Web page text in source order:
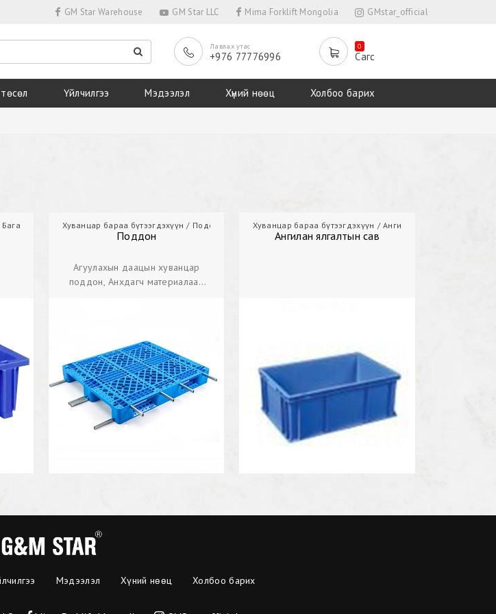
GM Star Warehouse GM Star LLC Mima Forklift Mongolia GMstar_official
Лавлах утас
+976 77776996
0
Сагс
төсөл Үйлчилгээ Мэдээлэл Хүний нөөц Холбоо барих
Багажны хайрцагХуванцар бараа бүтээгдэхүүн Подон
Поддон
Агуулахын даацын хуванцар
поддон, Анхдагч материалаар
Хуванцар бараа бүтээгдэхүүн Ангилан ялгалтын сав
Ангилан ялгалтын сав
Мэдээлэл Хүний нөөц Холбоо барих